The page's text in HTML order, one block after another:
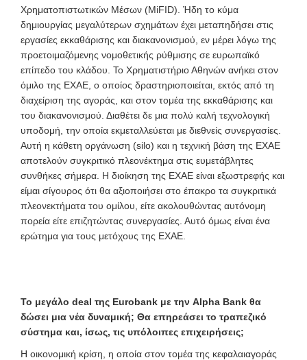
Χρηματοπιστωτικών Μέσων (MiFID). Ήδη το κύμα
δημιουργίας μεγαλύτερων σχημάτων έχει μεταπηδήσει στις
εργασίες εκκαθάρισης και διακανονισμού, εν μέρει λόγω της
προετοιμαζόμενης νομοθετικής ρύθμισης σε ευρωπαϊκό
επίπεδο του κλάδου. Το Χρηματιστήριο Αθηνών ανήκει στον
όμιλο της ΕΧΑΕ, ο οποίος δραστηριοποιείται, εκτός από τη
διαχείριση της αγοράς, και στον τομέα της εκκαθάρισης και
του διακανονισμού. Διαθέτει δε μια πολύ καλή τεχνολογική
υποδομή, την οποία εκμεταλλεύεται με διεθνείς συνεργασίες.
Αυτή η κάθετη οργάνωση (silo) και η τεχνική βάση της ΕΧΑΕ
αποτελούν συγκριτικό πλεονέκτημα στις ευμετάβλητες
συνθήκες σήμερα. Η διοίκηση της ΕΧΑΕ είναι εξωστρεφής και
είμαι σίγουρος ότι θα αξιοποιήσει στο έπακρο τα συγκριτικά
πλεονεκτήματα του ομίλου, είτε ακολουθώντας αυτόνομη
πορεία είτε επιζητώντας συνεργασίες. Αυτό όμως είναι ένα
ερώτημα για τους μετόχους της ΕΧΑΕ.
Το μεγάλο deal της Eurobank με την Alpha Bank θα
δώσει μια νέα δυναμική; Θα επηρεάσει το τραπεζικό
σύστημα και, ίσως, τις υπόλοιπες επιχειρήσεις;
Η οικονομική κρίση, η οποία στον τομέα της κεφαλαιαγοράς